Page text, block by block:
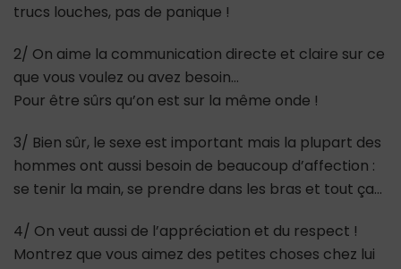
trucs louches, pas de panique !
2/ On aime la communication directe et claire sur ce
que vous voulez ou avez besoin…
Pour être sûrs qu’on est sur la même onde !
3/ Bien sûr, le sexe est important mais la plupart des
hommes ont aussi besoin de beaucoup d’affection :
se tenir la main, se prendre dans les bras et tout ça…
4/ On veut aussi de l’appréciation et du respect !
Montrez que vous aimez des petites choses chez lui